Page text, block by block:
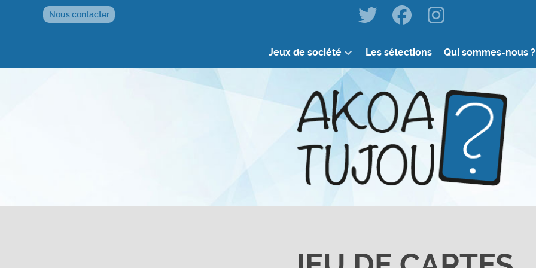
Nous contacter
Jeux de société Les sélections Qui sommes-nous ?